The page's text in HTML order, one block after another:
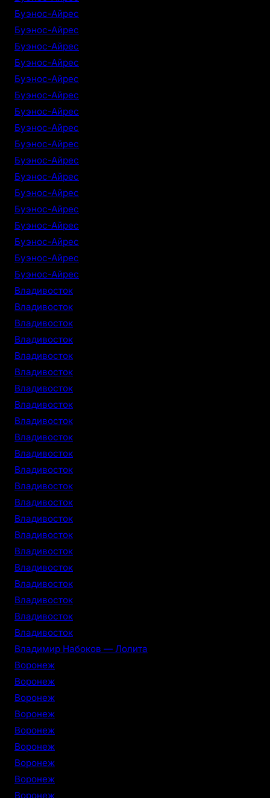
Буэнос-Айрес
Буэнос-Айрес
Буэнос-Айрес
Буэнос-Айрес
Буэнос-Айрес
Буэнос-Айрес
Буэнос-Айрес
Буэнос-Айрес
Буэнос-Айрес
Буэнос-Айрес
Буэнос-Айрес
Буэнос-Айрес
Буэнос-Айрес
Буэнос-Айрес
Буэнос-Айрес
Буэнос-Айрес
Буэнос-Айрес
Владивосток
Владивосток
Владивосток
Владивосток
Владивосток
Владивосток
Владивосток
Владивосток
Владивосток
Владивосток
Владивосток
Владивосток
Владивосток
Владивосток
Владивосток
Владивосток
Владивосток
Владивосток
Владивосток
Владивосток
Владивосток
Владивосток
Владимир Набоков — Лолита
Воронеж
Воронеж
Воронеж
Воронеж
Воронеж
Воронеж
Воронеж
Воронеж
Воронеж